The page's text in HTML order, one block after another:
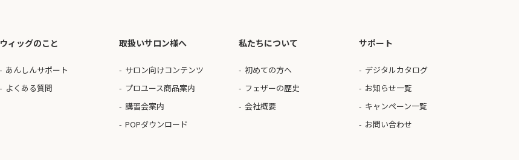
ウィッグのこと
あんしんサポート
よくある質問
取扱いサロン様へ
サロン向けコンテンツ
プロユース商品案内
講習会案内
POPダウンロード
私たちについて
初めての方へ
フェザーの歴史
会社概要
サポート
デジタルカタログ
お知らせ一覧
キャンペーン一覧
お問い合わせ